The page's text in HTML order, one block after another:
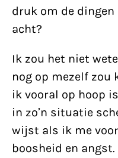
druk om de
acht?
Ik zou het niet
nog op mezelf zou
ik vooral op hoop
in zo’n situatie
wijst als ik me
boosheid en